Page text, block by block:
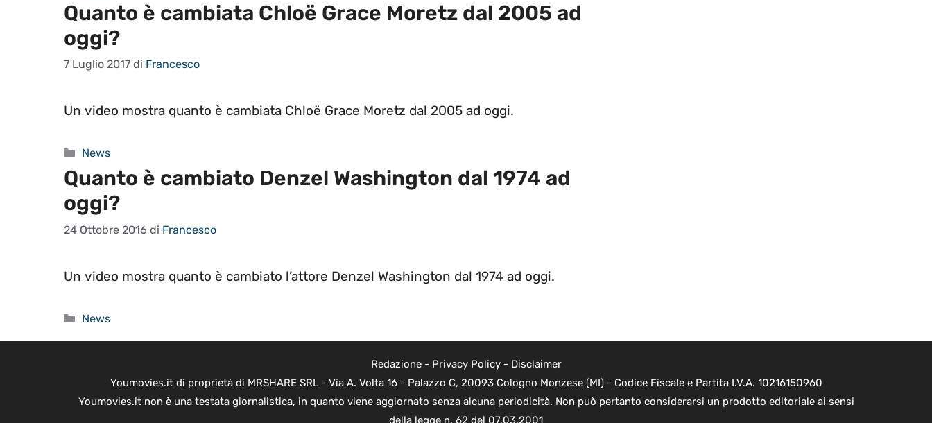
Quanto è cambiata Chloë Grace Moretz dal 2005 ad
oggi?
7 Luglio 2017 di Francesco
Un video mostra quanto è cambiata Chloë Grace Moretz dal 2005 ad oggi.
Categorie
News
Quanto è cambiato Denzel Washington dal 1974 ad
oggi?
24 Ottobre 2016 di Francesco
Un video mostra quanto è cambiato l’attore Denzel Washington dal 1974 ad oggi.
Categorie
News
Redazione- Privacy Policy- Disclaimer
Youmovies.it di proprietà di MRSHARE SRL - Via A. Volta 16 - Palazzo C, 20093 Cologno Monzese (MI) - Codice Fiscale e Partita I.V.A. 10216150960
Youmovies.it non è una testata giornalistica, in quanto viene aggiornato senza alcuna periodicità. Non può pertanto considerarsi un prodotto editoriale ai sensi
della legge n. 62 del 07.03.2001